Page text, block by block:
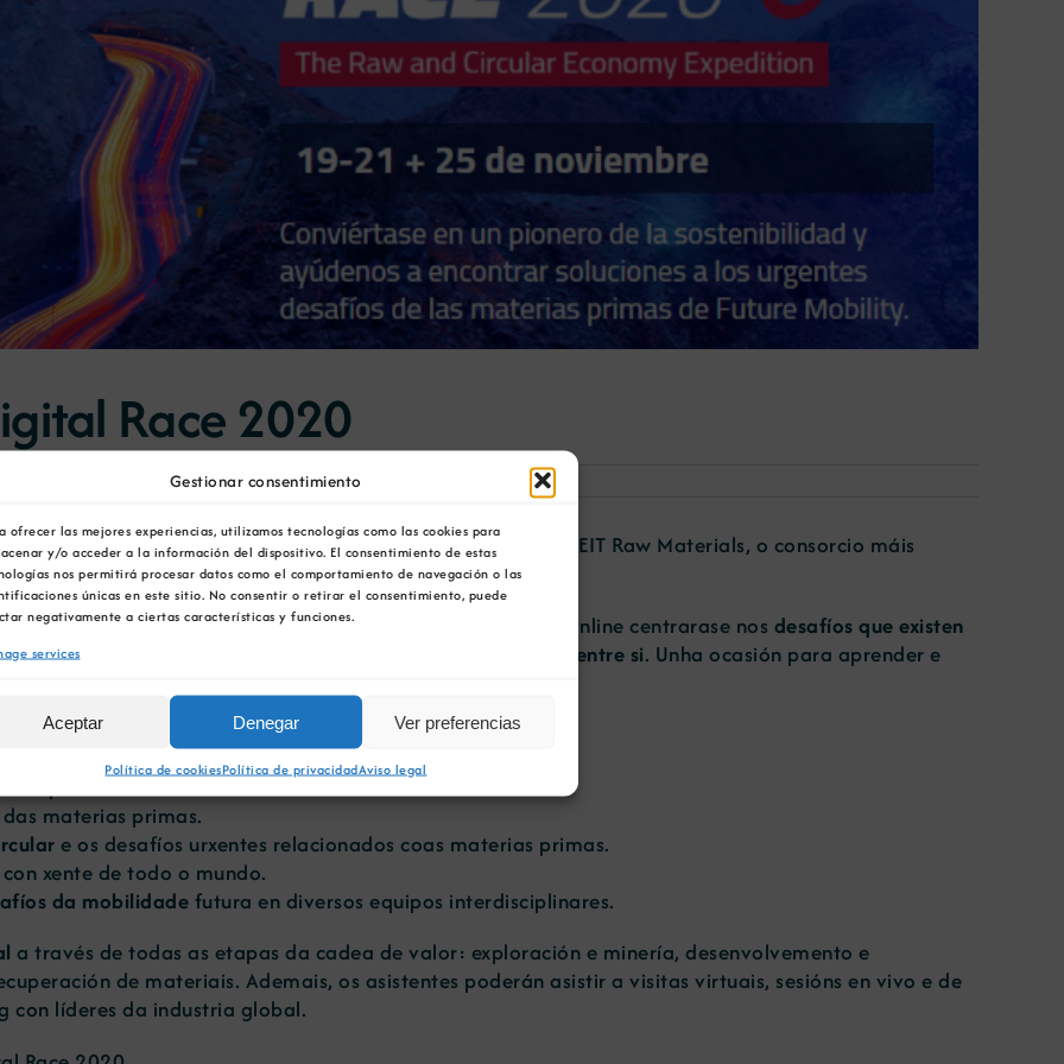
Gestionar consentimiento
ofrecer las mejores experiencias, utilizamos tecnologías como las cookies para
y/o acceder a la información del dispositivo. El consentimiento de estas
nos permitirá procesar datos como el comportamiento de navegación o las
únicas en este sitio. No consentir o retirar el consentimiento, puede
negativamente a ciertas características y funciones.
services
Aceptar Denegar Ver preferencias
Política de cookiesPolítica de privacidadAviso legal
Race 2020
a Global Dixital Race 2020. Un evento promovido por EIT Raw Materials, o consorcio máis
o mundo, promovido pola Unión Europea.
virtual gratuíta cunha duración de tres días . Este evento online centrarase nos desafíos que existen
que une aos pioneiros en sustentabilidade para conectar entre si. Unha ocasión para aprender e
mobilidade futura.
expertosdo mundo da industria.
das materias primas.
e os desafíos urxentes relacionados coas materias primas.
con xente de todo o mundo.
da mobilidade futura en diversos equipos interdisciplinares.
a través de todas as etapas da cadea de valor: exploración e minería, desenvolvemento e
de materiais. Ademais, os asistentes poderán asistir a visitas virtuais, sesións en vivo e de
con líderes da industria global.